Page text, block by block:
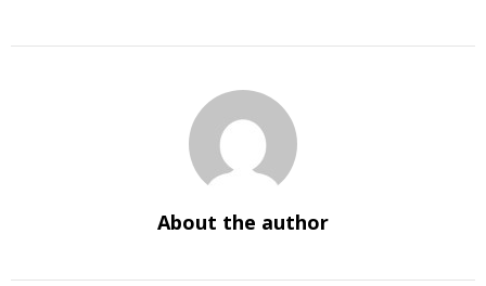
About the author